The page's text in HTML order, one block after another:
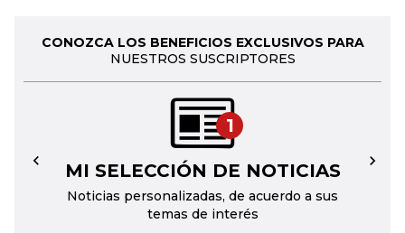
CONOZCA LOS BENEFICIOS EXCLUSIVOS PARA
NUESTROS SUSCRIPTORES
1
MI SELECCIÓN DE NOTICIAS
Noticias personalizadas, de acuerdo a sus
temas de interés
← →